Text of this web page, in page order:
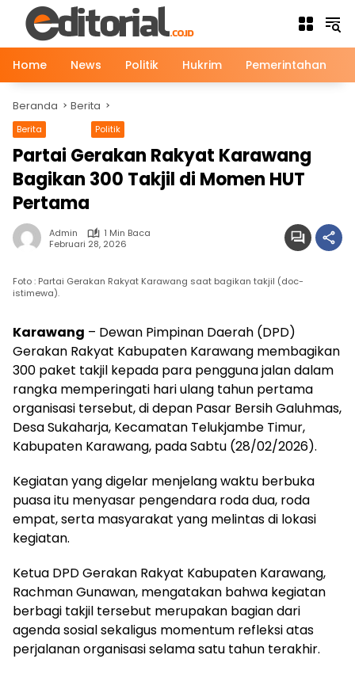
Langsung
konten
Home
News Politik Hukrim Pemerintahan
Beranda Berita
Berita Politik
Partai Gerakan Rakyat Karawang
Bagikan 300 Takjil di Momen HUT
Pertama
Admin
1 Min Baca
Februari 28, 2026
Foto : Partai Gerakan Rakyat Karawang saat bagikan takjil (doc-
istimewa).
Karawang – Dewan Pimpinan Daerah (DPD)
Gerakan Rakyat Kabupaten Karawang membagikan
300 paket takjil kepada para pengguna jalan dalam
rangka memperingati hari ulang tahun pertama
organisasi tersebut, di depan Pasar Bersih Galuhmas,
Desa Sukaharja, Kecamatan Telukjambe Timur,
Kabupaten Karawang, pada Sabtu (28/02/2026).
Kegiatan yang digelar menjelang waktu berbuka
puasa itu menyasar pengendara roda dua, roda
empat, serta masyarakat yang melintas di lokasi
kegiatan.
Ketua DPD Gerakan Rakyat Kabupaten Karawang,
Rachman Gunawan, mengatakan bahwa kegiatan
berbagi takjil tersebut merupakan bagian dari
agenda sosial sekaligus momentum refleksi atas
perjalanan organisasi selama satu tahun terakhir.